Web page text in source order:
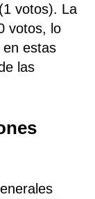
votos). La
votos, lo
estas
las